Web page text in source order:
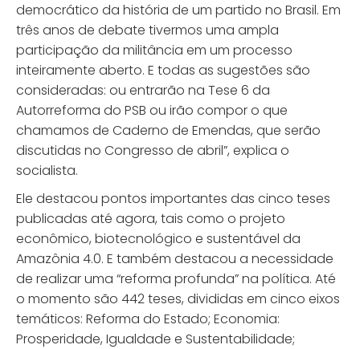
democrático da história de um partido no Brasil. Em
três anos de debate tivermos uma ampla
participação da militância em um processo
inteiramente aberto. E todas as sugestões são
consideradas: ou entrarão na Tese 6 da
Autorreforma do PSB ou irão compor o que
chamamos de Caderno de Emendas, que serão
discutidas no Congresso de abril”, explica o
socialista.
Ele destacou pontos importantes das cinco teses
publicadas até agora, tais como o projeto
econômico, biotecnológico e sustentável da
Amazônia 4.0. E também destacou a necessidade
de realizar uma “reforma profunda” na política. Até
o momento são 442 teses, divididas em cinco eixos
temáticos: Reforma do Estado; Economia:
Prosperidade, Igualdade e Sustentabilidade;